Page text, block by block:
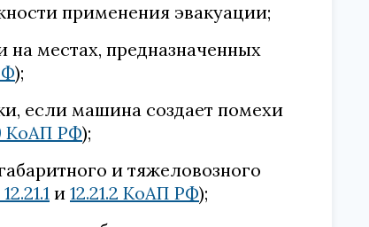
применения эвакуации;
местах, предназначенных
);
если машина создает помехи
КоАП РФ);
и тяжеловозного
и 12.21.2 КоАП РФ);